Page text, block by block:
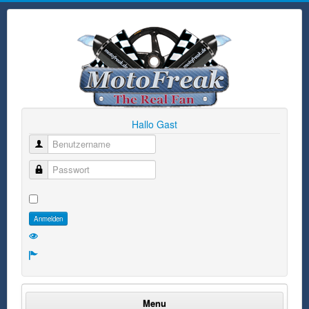
Hallo Gast
Benutzername
Passwort
Anmelden
Menu